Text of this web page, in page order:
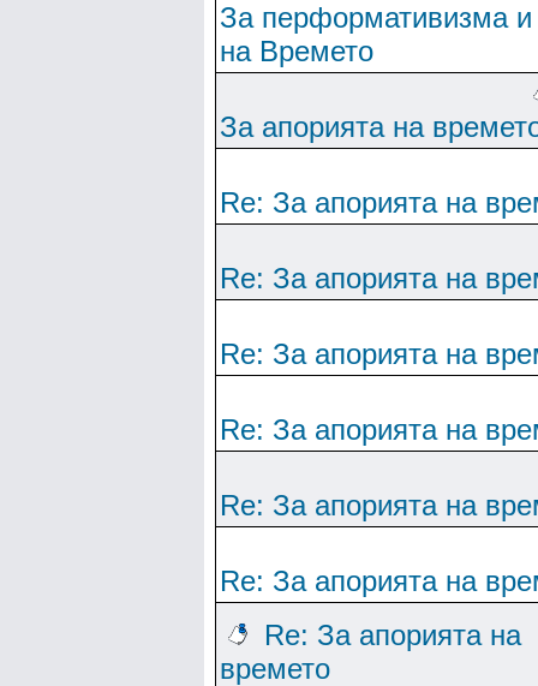
За перформативизма и
на Времето
За апорията на
Re: За апорията на
Re: За апорията на
Re: За апорията на
Re: За апорията на
Re: За апорията на
Re: За апорията на
Re: За апорията на
времето